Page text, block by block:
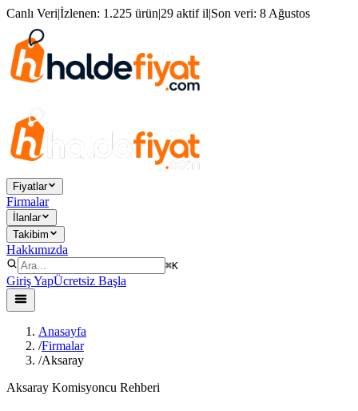
Canlı Veri|İzlenen: 1.225 ürün|29 aktif il|Son veri: 8 Ağustos
Fiyatlar
Firmalar
İlanlar
Takibim
Hakkımızda
⌘K
Giriş YapÜcretsiz Başla
Anasayfa
/Firmalar
/Aksaray
Aksaray Komisyoncu Rehberi